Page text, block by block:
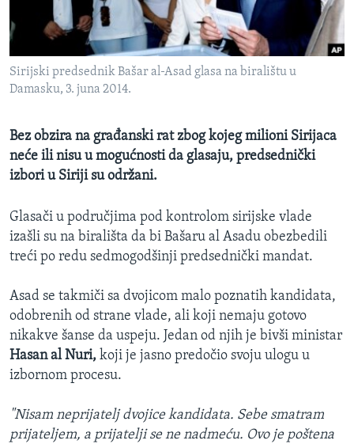
SPORT
INTERVJU
Sirijski predsednik Bašar al-Asad glasa na biralištu u
Damasku, 3. juna 2014.
Bez obzira na građanski rat zbog kojeg milioni Sirijaca
neće ili nisu u mogućnosti da glasaju, predsednički
izbori u Siriji su održani.
Glasači u područjima pod kontrolom sirijske vlade
izašli su na birališta da bi Bašaru al Asadu obezbedili
treći po redu sedmogodšinji predsednički mandat.
Asad se takmiči sa dvojicom malo poznatih kandidata,
odobrenih od strane vlade, ali koji nemaju gotovo
nikakve šanse da uspeju. Jedan od njih je bivši ministar
Hasan al Nuri, koji je jasno predočio svoju ulogu u
izbornom procesu.
"Nisam neprijatelj dvojice kandidata. Sebe smatram
prijateljem, a prijatelji se ne nadmeću. Ovo je poštena